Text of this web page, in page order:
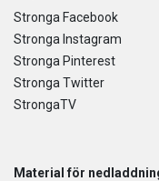
Stronga Facebook
Stronga Instagram
Stronga Pinterest
Stronga Twitter
StrongaTV
Material för